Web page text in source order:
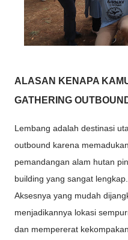
ALASAN KENAPA
GATHERING
Lembang adalah destinasi
outbound karena
pemandangan alam hutan
building yang sangat lengkap.
Aksesnya yang mudah
menjadikannya lokasi
dan mempererat